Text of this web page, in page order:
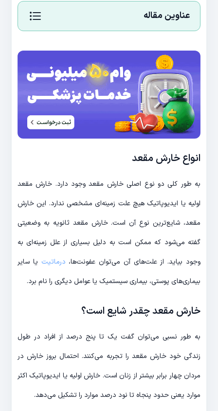
عناوین مقاله
انواع خارش مقعد
به طور کلی دو نوع اصلی خارش مقعد وجود دارد. خارش مقعد
اولیه یا ایدیوپاتیک هیچ علت زمینه‌‌ای مشخصی ندارد. این خارش
مقعد، شایع‌ترین نوع آن است. خارش مقعد ثانویه به وضعیتی
گفته می‌شود که ممکن است به دلیل بسیاری از علل زمینه‌ای به
وجود بیاید. از علت‌های آن می‌توان عفونت‌ها، درماتیت یا سایر
بیماری‌های پوستی، بیماری سیستمیک یا عوامل دیگری را نام برد.
خارش مقعد چقدر شایع است؟
به طور نسبی می‌توان گفت یک تا پنج درصد از افراد در طول
زندگی خود خارش مقعد را تجربه می‌کنند. احتمال بروز خارش در
مردان چهار برابر بیشتر از زنان است. خارش اولیه یا ایدیوپاتیک اکثر
موارد یعنی حدود پنجاه تا نود درصد موارد را تشکیل می‌دهد.